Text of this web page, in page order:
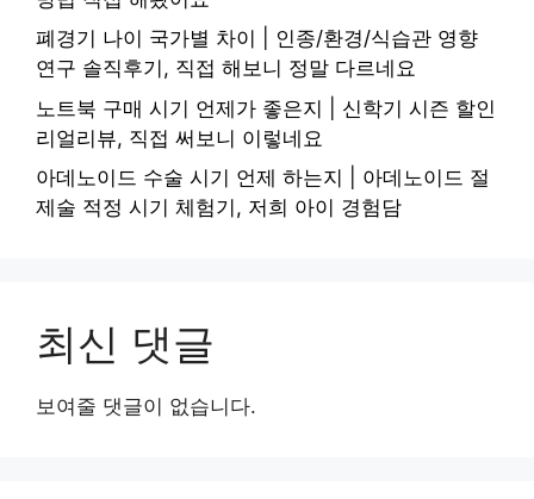
폐경기 나이 국가별 차이 | 인종/환경/식습관 영향
연구 솔직후기, 직접 해보니 정말 다르네요
노트북 구매 시기 언제가 좋은지 | 신학기 시즌 할인
리얼리뷰, 직접 써보니 이렇네요
아데노이드 수술 시기 언제 하는지 | 아데노이드 절
제술 적정 시기 체험기, 저희 아이 경험담
최신 댓글
보여줄 댓글이 없습니다.